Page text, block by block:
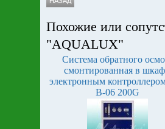
Похожие или
"AQUALUX"
Система обратного
смонтированная в
электронным
B-06 200G